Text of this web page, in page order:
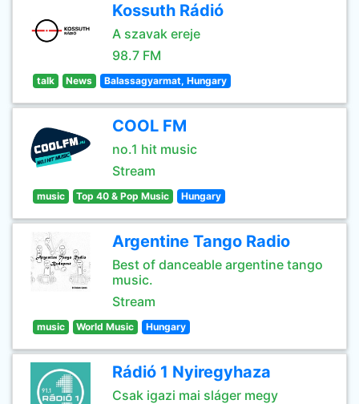
Kossuth Rádió
A szavak ereje
98.7 FM
talk News Balassagyarmat, Hungary
COOL FM
no.1 hit music
Stream
music Top 40 & Pop Music Hungary
Argentine Tango Radio
Best of danceable argentine tango
music.
Stream
music World Music Hungary
Rádió 1 Nyiregyhaza
Csak igazi mai sláger megy